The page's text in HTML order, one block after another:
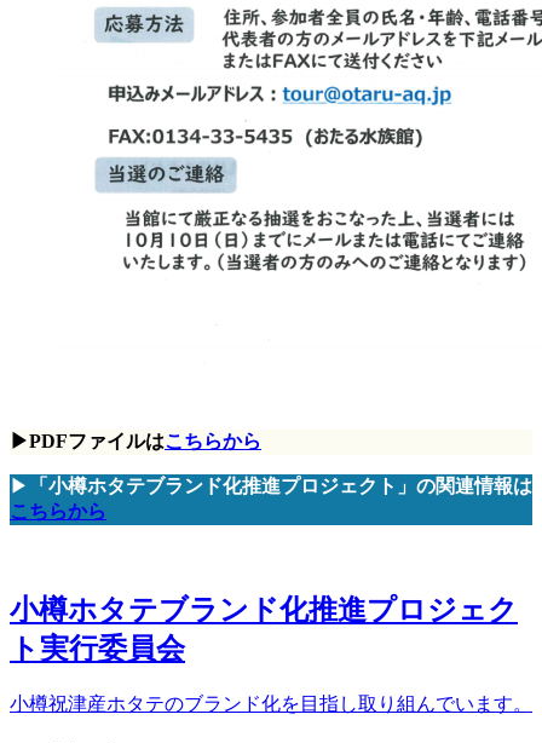
▶PDFファイルはこちらから
▶
「小樽ホタテブランド化推進プロジェクト」の関連情報は
こちらから
小樽ホタテブランド化推進プロジェク
ト実行委員会
小樽祝津産ホタテのブランド化を目指し取り組んでいます。